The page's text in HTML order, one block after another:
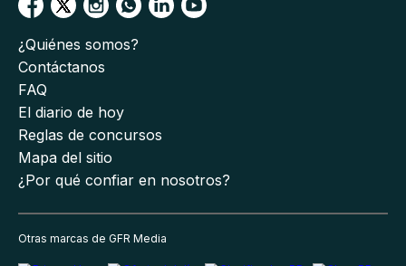
¿Quiénes somos?
Contáctanos
FAQ
El diario de hoy
Reglas de concursos
Mapa del sitio
¿Por qué confiar en nosotros?
Otras marcas de GFR Media